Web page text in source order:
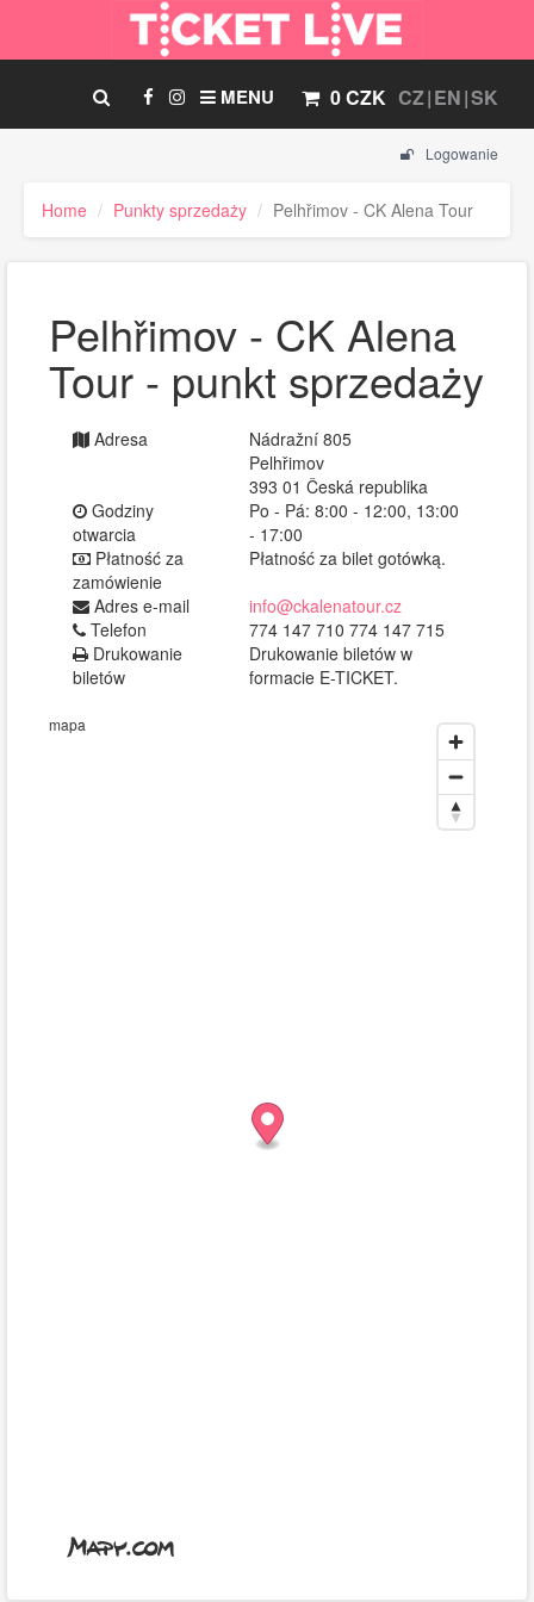
CZ EN SK
0 CZK
MENU
Logowanie
Home Punkty sprzedaży Pelhřimov - CK Alena Tour
Pelhřimov - CK Alena
Tour - punkt sprzedaży
Adresa
Nádražní 805
Pelhřimov
393 01 Česká republika
Godziny
otwarcia
Po - Pá: 8:00 - 12:00, 13:00
- 17:00
Płatność za
zamówienie
Płatność za bilet gotówką.
Adres e-mail
info@ckalenatour.cz
Telefon
774 147 710 774 147 715
Drukowanie
biletów
Drukowanie biletów w
formacie E-TICKET.
mapa